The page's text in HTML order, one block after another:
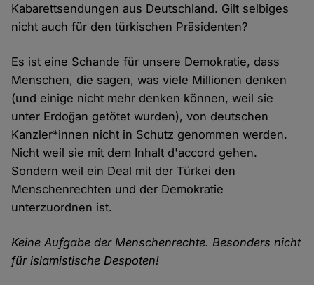
Kabarettsendungen aus Deutschland. Gilt selbiges
nicht auch für den türkischen Präsidenten?
Es ist eine Schande für unsere Demokratie, dass
Menschen, die sagen, was viele Millionen denken
(und einige nicht mehr denken können, weil sie
unter Erdoğan getötet wurden), von deutschen
Kanzler*innen nicht in Schutz genommen werden.
Nicht weil sie mit dem Inhalt d'accord gehen.
Sondern weil ein Deal mit der Türkei den
Menschenrechten und der Demokratie
unterzuordnen ist.
Keine Aufgabe der Menschenrechte. Besonders nicht
für islamistische Despoten!